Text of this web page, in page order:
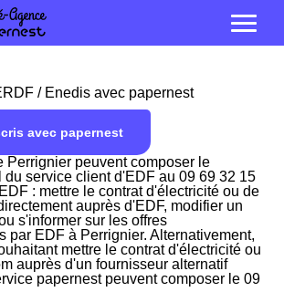
/ Enedis avec papernest
avec papernest
Perrignier peuvent composer le
du service client d'EDF au 09 69 32 15
: mettre le contrat d'électricité ou de
auprès d'EDF, modifier un
s'informer sur les offres
par EDF à Perrignier. Alternativement,
mettre le contrat d'électricité ou
auprès d'un fournisseur alternatif
papernest peuvent composer le 09